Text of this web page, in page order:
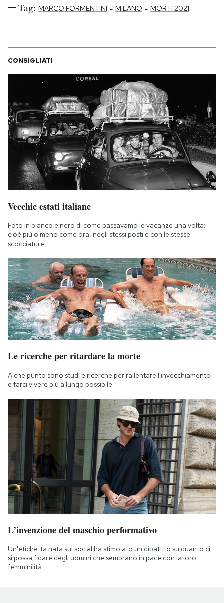
Tag: MARCO FORMENTINI - MILANO - MORTI 2021
CONSIGLIATI
Vecchie estati italiane
Foto in bianco e nero di come passavamo le vacanze una volta:
cioè più o meno come ora, negli stessi posti e con le stesse
scocciature
Le ricerche per ritardare la morte
A che punto sono studi e ricerche per rallentare l'invecchiamento
e farci vivere più a lungo possibile
L’invenzione del maschio performativo
Un'etichetta nata sui social ha stimolato un dibattito su quanto ci
si possa fidare degli uomini che sembrano in pace con la loro
femminilità